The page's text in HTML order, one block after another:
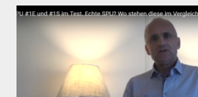
ÜBERTRAGER
IM